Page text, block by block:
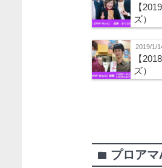
【
ズ）
2019/1/
【
ズ）
folder プロア